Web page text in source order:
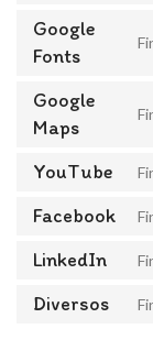
Google
Fonts
Google
Maps
YouTube
Facebook
LinkedIn
Diversos